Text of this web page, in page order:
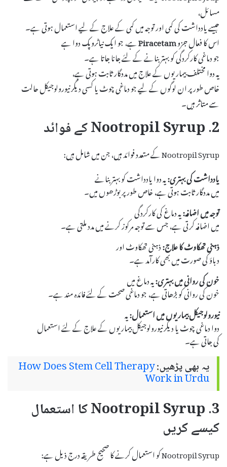
مسائل،
جیسے یادداشت کی کمی اور توجہ میں کمی کے علاج کے لیے استعمال ہوتی ہے۔
اس کا فعال جزوPiracetamہے، جو ایک نیاٹروپک دوا ہے
جو دماغی کارکردگی کو بہتر بنانے کے لئے جانا جاتا ہے۔
یہ دوا مختلف بیماریوں کے علاج میں مددگار ثابت ہوتی ہے،
خاص طور پر ان لوگوں کے لیے جو دماغی چوٹ یا کسی دیگر نیورولوجیکل حالت
سے متاثر ہیں۔
2. Nootropil Syrup کے فوائد
Nootropil Syrup کے متعدد فوائد ہیں، جن میں شامل ہیں:
یادداشت کی بہتری:یہ دوا یادداشت کو بہتر بنانے
میں مددگار ثابت ہوتی ہے، خاص طور پر بوڑھوں میں۔
توجہ میں اضافہ:یہ دماغ کی کارکردگی
میں اضافہ کرتی ہے، جس سے توجہ مرکوز کرنے میں مدد ملتی ہے۔
ذہنی تھکاوٹ کا علاج:ذہنی تھکاوٹ اور
دباؤ کی صورت میں بھی کارآمد ہے۔
خون کی روانی میں بہتری:یہ دماغ میں
خون کی روانی کو بڑھاتی ہے، جو دماغی صحت کے لئے فائدہ مند ہے۔
نیورولوجیکل بیماریوں میں استعمال:یہ
دوا دماغی چوٹ یا دیگر نیورولوجیکل بیماریوں کے علاج کے لئے استعمال
کی جاتی ہے۔
یہ بھی پڑھیں:How Does Stem Cell Therapy
Work in Urdu
3. Nootropil Syrup کا استعمال
کیسے کریں
Nootropil Syrup کو استعمال کرنے کا صحیح طریقہ درج ذیل ہے: